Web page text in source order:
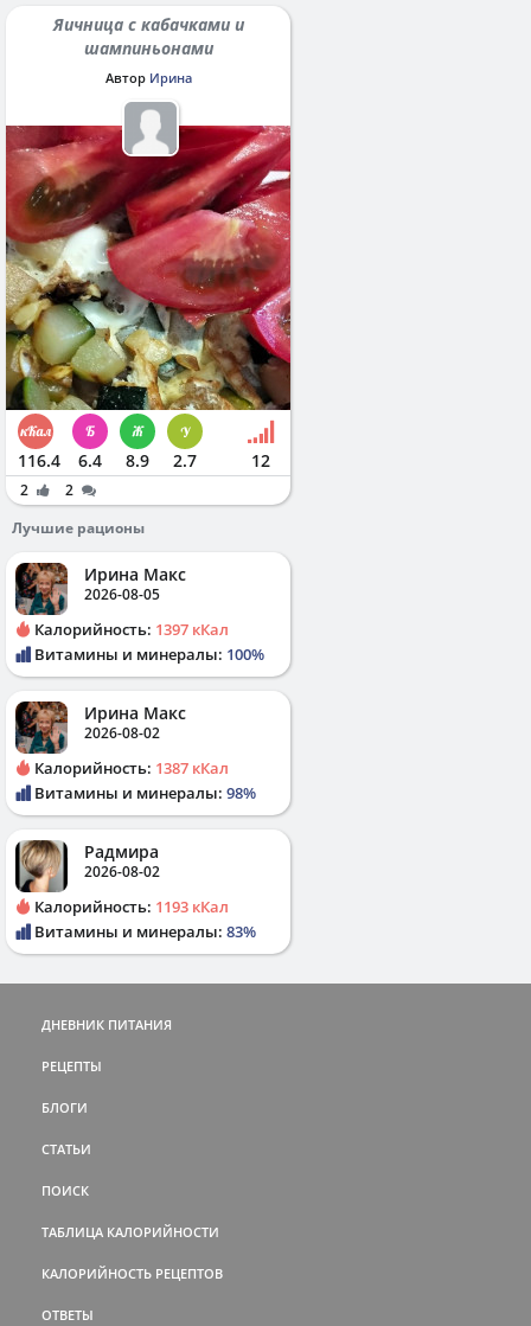
Яичница с кабачками и
шампиньонами
Автор Ирина
116.4 6.4 8.9 2.7 12
2
2
Лучшие рационы
Ирина Макс
2026-08-05
Калорийность: 1397 кКал
Витамины и минералы: 100%
Ирина Макс
2026-08-02
Калорийность: 1387 кКал
Витамины и минералы: 98%
Радмира
2026-08-02
Калорийность: 1193 кКал
Витамины и минералы: 83%
ДНЕВНИК ПИТАНИЯ
РЕЦЕПТЫ
БЛОГИ
СТАТЬИ
ПОИСК
ТАБЛИЦА КАЛОРИЙНОСТИ
КАЛОРИЙНОСТЬ РЕЦЕПТОВ
ОТВЕТЫ